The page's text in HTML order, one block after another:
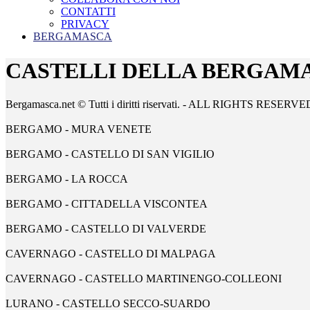
CONTATTI
PRIVACY
BERGAMASCA
CASTELLI DELLA
Bergamasca.net © Tutti i diritti riservati. - ALL RIGHTS
BERGAMO - MURA VENETE
BERGAMO - CASTELLO DI SAN VIGILIO
BERGAMO - LA ROCCA
BERGAMO - CITTADELLA VISCONTEA
BERGAMO - CASTELLO DI VALVERDE
CAVERNAGO - CASTELLO DI MALPAGA
CAVERNAGO - CASTELLO MARTINENGO-COLLEONI
LURANO - CASTELLO SECCO-SUARDO